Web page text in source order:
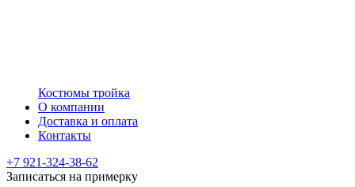
Костюмы тройка
О компании
Доставка и оплата
Контакты
+7 921-324-38-62
Записаться на примерку